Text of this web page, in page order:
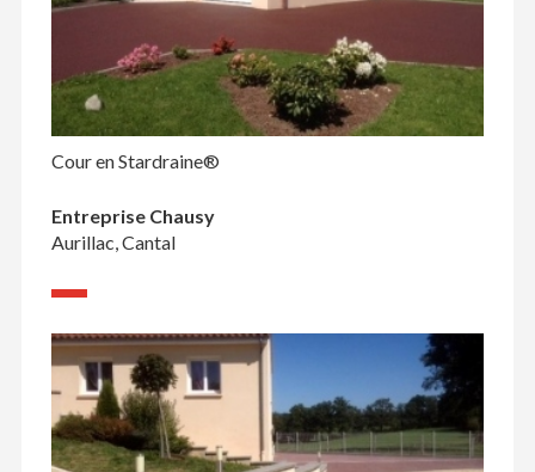
Cour en Stardraine®
Entreprise Chausy
Aurillac, Cantal